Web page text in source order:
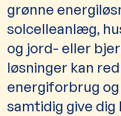
grønne
solcelleanlæg,
og jord- eller
løsninger kan
energiforbrug og
samtidig give